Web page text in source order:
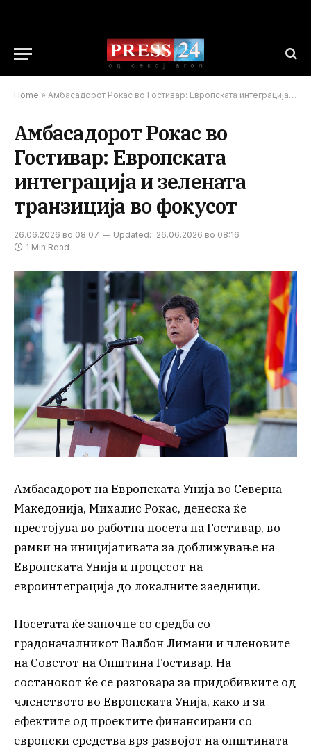
Home » Амбасадорот Рокас во Гостивар: Европската интеграција и зелената транзиција во фокусот
Амбасадорот Рокас во
Гостивар: Европската
интеграција и зелената
транзиција во фокусот
26.06.2026 во 08:07 Updated: 26.06.2026 во 08:16
1 Min Read
Амбасадорот на Европската Унија во Северна
Македонија, Михалис Рокас, денеска ќе
престојува во работна посета на Гостивар, во
рамки на иницијативата за доближување на
Европската Унија и процесот на
евроинтеграција до локалните заедници.
Посетата ќе започне со средба со
градоначалникот Валбон Лимани и членовите
на Советот на Општина Гостивар. На
состанокот ќе се разговара за придобивките од
членството во Европската Унија, како и за
ефектите од проектите финансирани со
европски средства врз развојот на општината